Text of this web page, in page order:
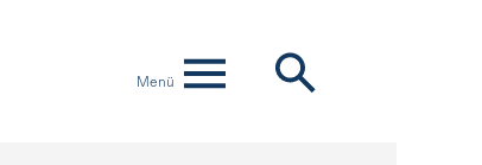
Menü